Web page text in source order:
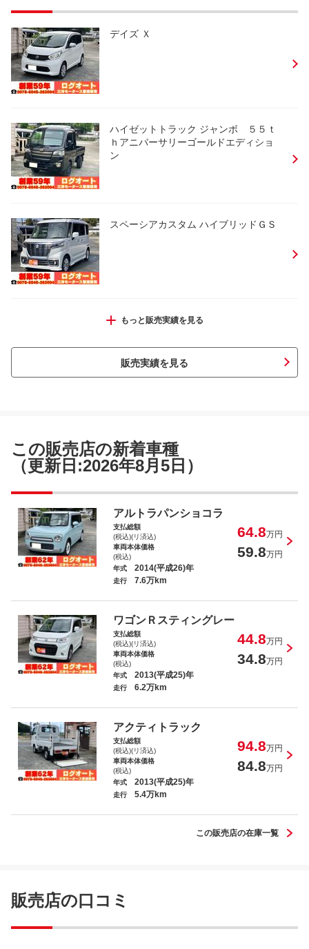
デイズ Ｘ
ハイゼットトラック ジャンボ ５５ｔ
ｈアニバーサリーゴールドエディショ
ン
スペーシアカスタム ハイブリッドＧＳ
エブリイ ジョイン
デイズ Ｘ
コペン
もっと販売実績を見る
販売実績を見る
この販売店の新着車種
（更新日:2026年8月5日）
アルトラパンショコラ
支払総額
(税込)(リ済込)
64.8万円
車両本体価格
(税込)
59.8万円
年式 2014(平成26)年
走行 7.6万km
ワゴンＲスティングレー
支払総額
(税込)(リ済込)
44.8万円
車両本体価格
(税込)
34.8万円
年式 2013(平成25)年
走行 6.2万km
アクティトラック
支払総額
(税込)(リ済込)
94.8万円
車両本体価格
(税込)
84.8万円
年式 2013(平成25)年
走行 5.4万km
この販売店の在庫一覧
販売店の口コミ